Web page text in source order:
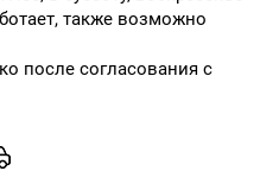
также возможно
после согласования с